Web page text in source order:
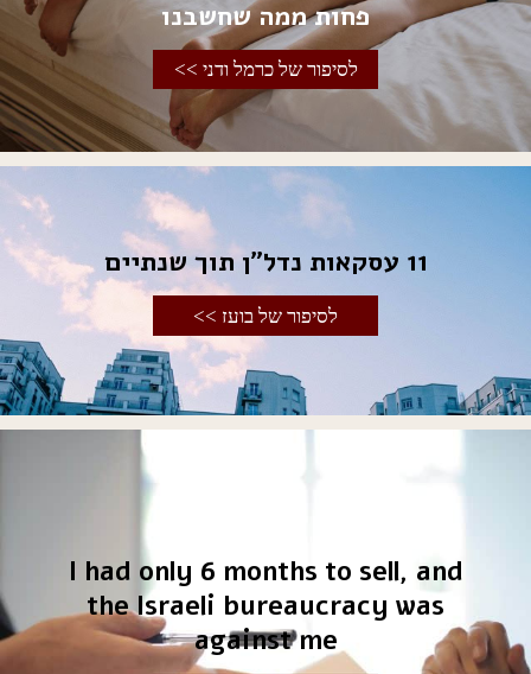
פחות ממה שחשבנו
לסיפור של כרמל ודני >>
11 עסקאות נדל"ן תוך שנתיים
לסיפור של בועז >>
I had only 6 months to sell, and
the Israeli bureaucracy was
against me